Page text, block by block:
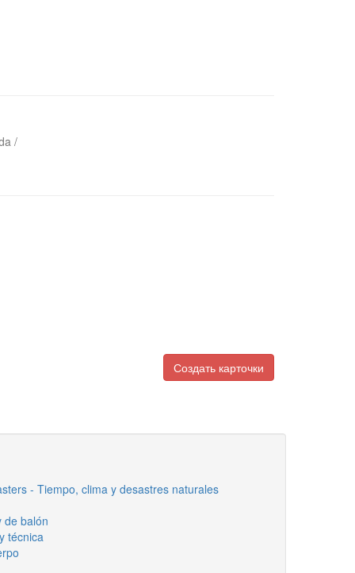
/
Создать карточки
- Tiempo, clima y desastres naturales
de balón
técnica